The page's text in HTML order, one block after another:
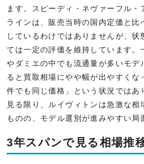
ます。スピーディ・ネヴァーフル・
ラインは、販売当時の国内定価と比
しているわけではありませんが、状
ては一定の評価を維持しています。
やダミエの中でも流通量が多いモデ
ると買取相場にやや幅が出やすくな
件でも同じ価格」という状況ではあ
見る限り、ルイヴィトンは急激な相
ものの、モデル選別が進みやすい局
3年スパンで見る相場推